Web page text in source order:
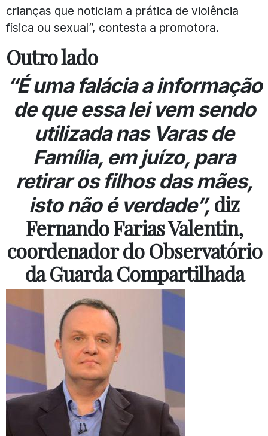
crianças que noticiam a prática de violência
física ou sexual”, contesta a promotora.
Outro lado
“É uma falácia a informação
de que essa lei vem sendo
utilizada nas Varas de
Família, em juízo, para
retirar os filhos das mães,
isto não é verdade”,diz
Fernando Farias Valentin,
coordenador do Observatório
da Guarda Compartilhada